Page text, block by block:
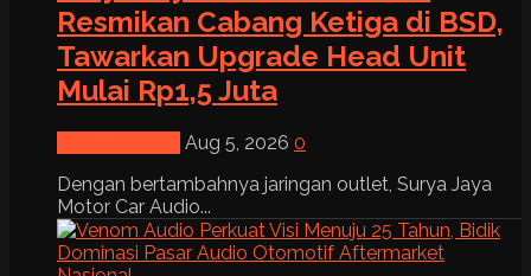
Resmikan Cabang Ketiga di BSD,
Tawarkan Upgrade Head Unit
Mulai Rp1,5 Juta
Aug 5, 2026 0
Dengan bertambahnya jaringan outlet, Surya Jaya
Motor Car Audio...